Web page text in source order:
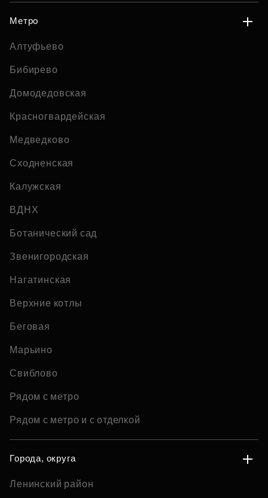
Метро
Алтуфьево
Бибирево
Домодедовская
Красногвардейская
Медведково
Сходненская
Калужская
ВДНХ
Ботанический сад
Звенигородская
Нагатинская
Верхние котлы
Беговая
Марьино
Свиблово
Рядом с метро
Рядом с метро и с отделкой
Города, округа
Ленинский район